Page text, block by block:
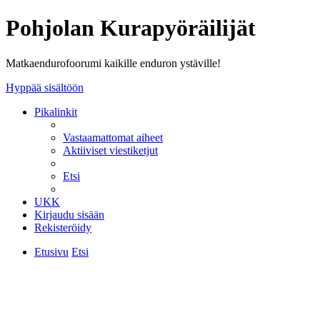
Pohjolan Kurapyöräilijät
Matkaendurofoorumi kaikille enduron ystäville!
Hyppää sisältöön
Pikalinkit
Vastaamattomat aiheet
Aktiiviset viestiketjut
Etsi
UKK
Kirjaudu sisään
Rekisteröidy
Etusivu Etsi